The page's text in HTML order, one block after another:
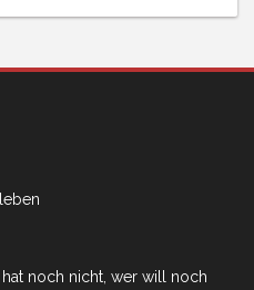
noch nicht, wer will noch